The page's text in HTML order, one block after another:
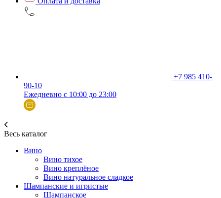
+7 985 410-
90-10
Ежедневно с 10:00 до 23:00
Весь каталог
Вино
Вино тихое
Вино креплёное
Вино натуральное сладкое
Шампанские и игристые
Шампанское